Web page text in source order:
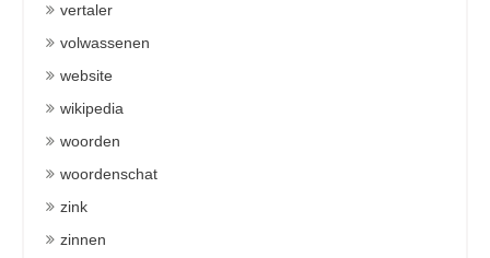
vertaler
volwassenen
website
wikipedia
woorden
woordenschat
zink
zinnen